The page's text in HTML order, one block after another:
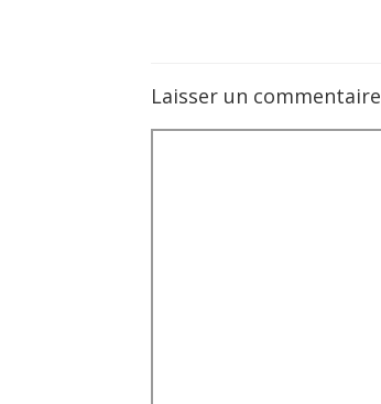
Laisser un commentaire